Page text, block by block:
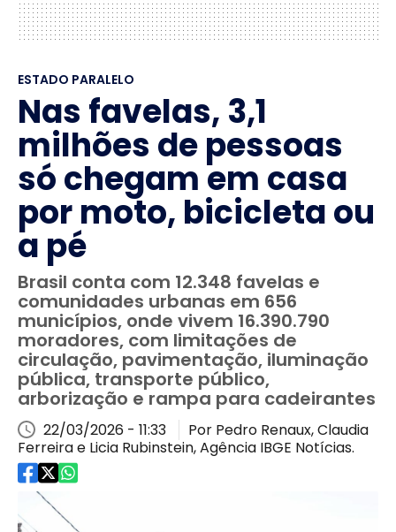
ESTADO PARALELO
Nas favelas, 3,1
milhões de pessoas
só chegam em casa
por moto, bicicleta ou
a pé
Brasil conta com 12.348 favelas e
comunidades urbanas em 656
municípios, onde vivem 16.390.790
moradores, com limitações de
circulação, pavimentação, iluminação
pública, transporte público,
arborização e rampa para cadeirantes
22/03/2026 - 11:33
Por Pedro Renaux, Claudia
Ferreira e Licia Rubinstein, Agência IBGE Notícias.